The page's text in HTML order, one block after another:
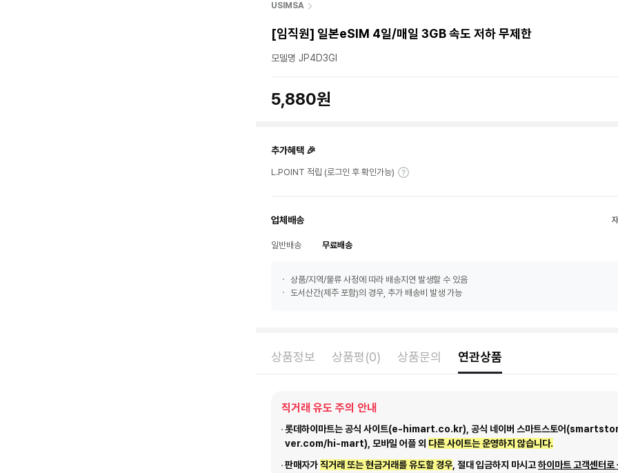
USIMSA
[임직원] 일본eSIM 4일/매일 3GB 속도 저하 무제한
모델명 JP4D3GI
5,880원
추가혜택 🎉
L.POINT 적립 (로그인 후 확인가능)
업체배송
일반배송 무료배송
상품/지역/물류 사정에 따라 배송지연 발생할 수 있음
도서산간(제주 포함)의 경우, 추가 배송비 발생 가능
상품정보 상품평(0) 상품문의 연관상품
직거래 유도 주의 안내
롯데하이마트는 공식 사이트(e-himart.co.kr), 공식 네이버 스마트스토어
ver.com/hi-mart), 모바일 어플 외 다른 사이트는 운영하지 않습니다.
판매자가직거래 또는 현금거래를 유도할 경우 , 절대 입금하지 마시고하이마트 고객센터로